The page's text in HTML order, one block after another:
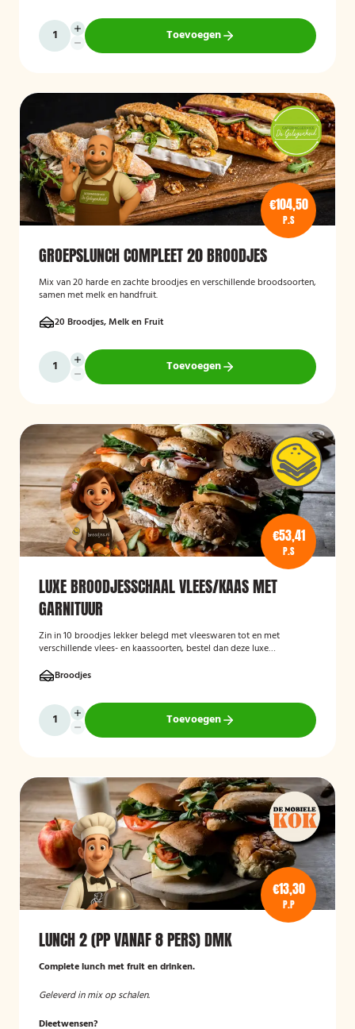
Toevoegen
€104,50
P.S
GROEPSLUNCH COMPLEET 20 BROODJES
Mix van 20 harde en zachte broodjes en verschillende broodsoorten,
samen met melk en handfruit.
20 Broodjes, Melk en Fruit
Toevoegen
€53,41
P.S
LUXE BROODJESSCHAAL VLEES/KAAS MET
GARNITUUR
Zin in 10 broodjes lekker belegd met vleeswaren tot en met
verschillende vlees- en kaassoorten, bestel dan deze luxe
Broodjes
Toevoegen
€13,30
P.P
LUNCH 2 (PP VANAF 8 PERS) DMK
Complete lunch met fruit en drinken.
Geleverd in mix op schalen.
Dieetwensen?